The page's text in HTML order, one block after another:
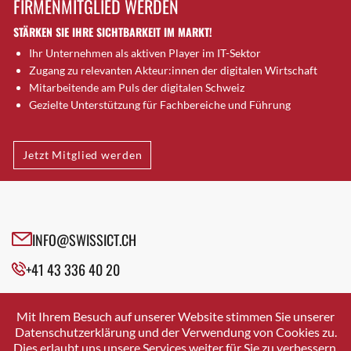
Brugg AG
Brütten
Bubendorf
Bubikon
Buchs (SG)
Bäretswil
Bülach
Cazis
Crissier
Davos Platz
Dierikon
Dietikon
FIRMENMITGLIED WERDEN
STÄRKEN SIE IHRE SICHTBARKEIT IM MARKT!
Ihr Unternehmen als aktiven Player im IT-Sektor
Zugang zu relevanten Akteur:innen der digitalen Wirtschaft
Mitarbeitende am Puls der digitalen Schweiz
Gezielte Unterstützung für Fachbereiche und Führung
Jetzt Mitglied werden
INFO@SWISSICT.CH
+41 43 336 40 20
SWISSICT
VULKANSTRASSE 120
8048 ZURICH
Mit Ihrem Besuch auf unserer Website stimmen Sie unserer
Datenschutzerklärung und der Verwendung von Cookies zu.
Dies erlaubt uns unsere Services weiter für Sie zu verbessern.